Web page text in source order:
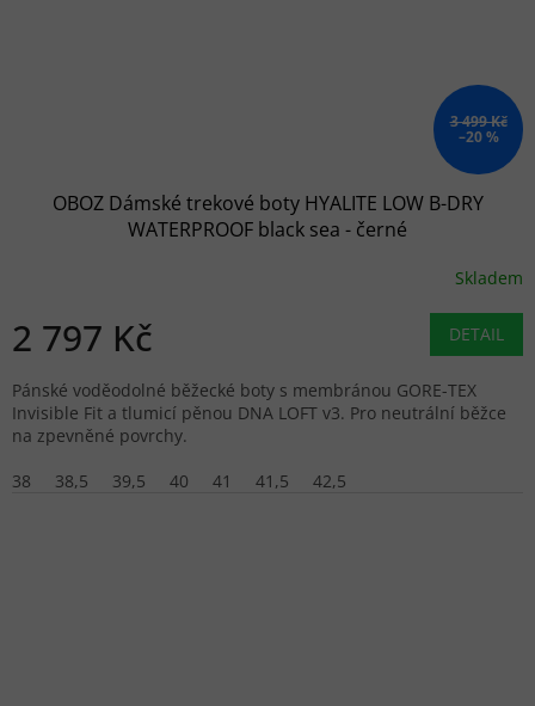
3 499 Kč
–20 %
OBOZ Dámské trekové boty HYALITE LOW B-DRY
WATERPROOF black sea - černé
Skladem
2 797 Kč DETAIL
Pánské voděodolné běžecké boty s membránou GORE-TEX
Invisible Fit a tlumicí pěnou DNA LOFT v3. Pro neutrální běžce
na zpevněné povrchy.
38
38,5 39,5 40 41 41,5 42,5